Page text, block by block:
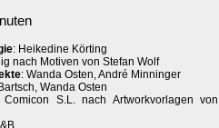
: Heikedine Körting
nach Motiven von Stefan Wolf
: Wanda Osten, André Minninger
Wanda Osten
S.L. nach Artworkvorlagen von